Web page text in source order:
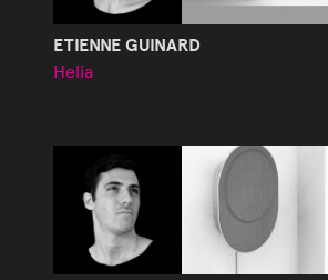
ETIENNE GUINARD
Helia